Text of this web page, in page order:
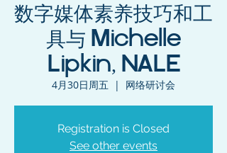
数字媒体素养技巧和工
具与 Michelle
Lipkin, NALE
4月30日周五
  |
网络研讨会
Registration is Closed
See other events